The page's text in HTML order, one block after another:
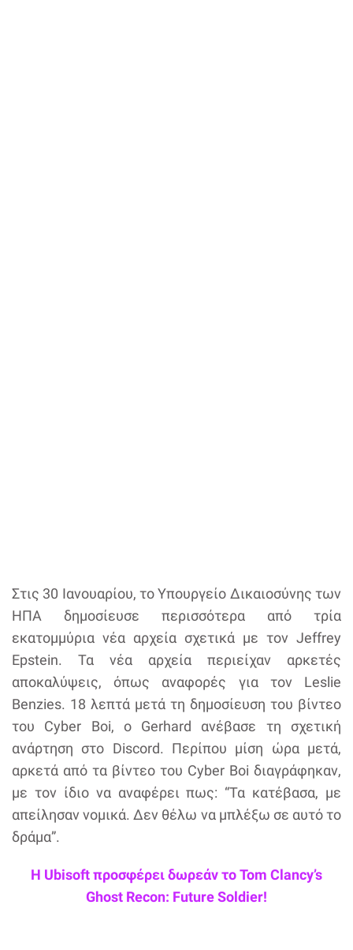
Στις 30 Ιανουαρίου, το Υπουργείο Δικαιοσύνης των
ΗΠΑ δημοσίευσε περισσότερα από τρία
εκατομμύρια νέα αρχεία σχετικά με τον Jeffrey
Epstein. Τα νέα αρχεία περιείχαν αρκετές
αποκαλύψεις, όπως αναφορές για τον Leslie
Benzies. 18 λεπτά μετά τη δημοσίευση του βίντεο
του Cyber Boi, o Gerhard ανέβασε τη σχετική
ανάρτηση στο Discord. Περίπου μίση ώρα μετά,
αρκετά από τα βίντεο του Cyber Boi διαγράφηκαν,
με τον ίδιο να αναφέρει πως: “Τα κατέβασα, με
απείλησαν νομικά. Δεν θέλω να μπλέξω σε αυτό το
δράμα”.
Η Ubisoft προσφέρει δωρεάν το Tom Clancy’s
Ghost Recon: Future Soldier!